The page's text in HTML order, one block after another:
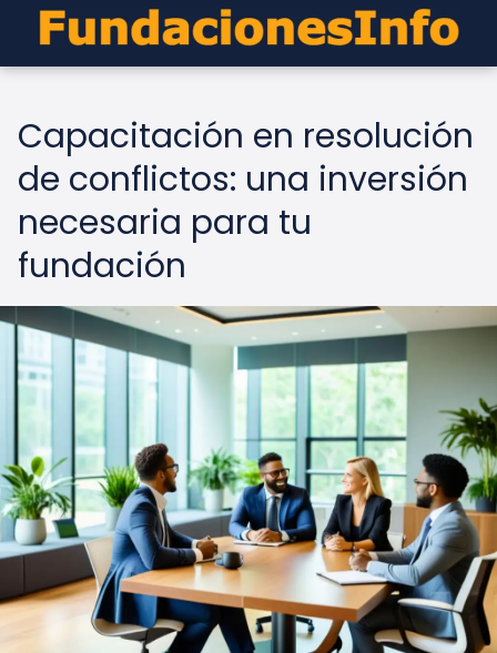
Capacitación en resolución
de conflictos: una inversión
necesaria para tu
fundación